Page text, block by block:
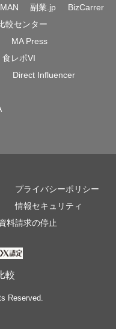
副業.jp
BizCarrer
較センター
MA Press
食レポVI
Direct Influencer
プライバシーポリシー
情報セキュリティ
料請求の停止
較
Reserved.